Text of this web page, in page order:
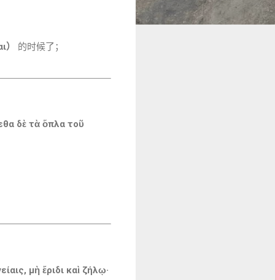
的时候了；
δὲ τὰ ὅπλα τοῦ
μὴ ἔριδι καὶ ζήλῳ·